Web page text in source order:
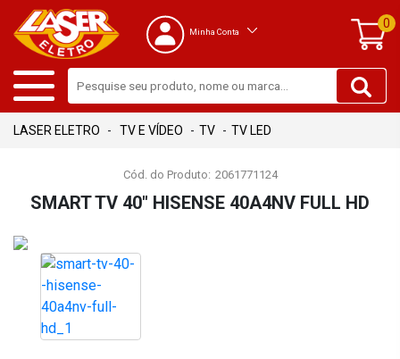
Minha Conta
0
TV E VÍDEO TV TV LED
Cód. do Produto: 2061771124
SMART TV 40" HISENSE 40A4NV FULL HD